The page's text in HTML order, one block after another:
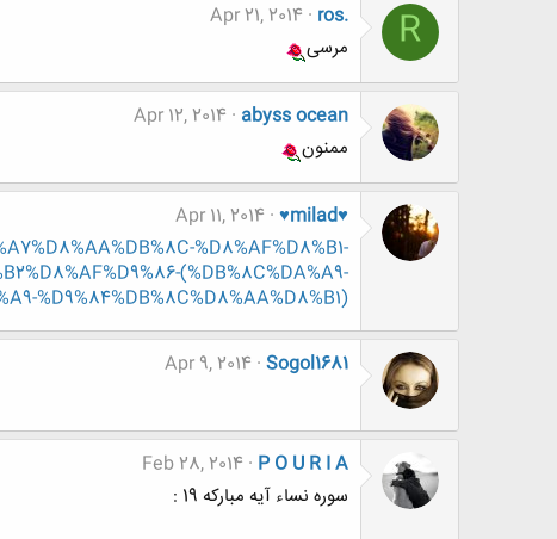
R
ros.
Apr 21, 2014
مرسی
abyss ocean
Apr 12, 2014
ممنون
♥milad♥
Apr 11, 2014
%D8%AF%D8%B1-
(%DB%8C%DA%A9-
%D9%84%DB%8C%D8%AA%D8%B1)
Sogol1681
Apr 9, 2014
P O U R I A
Feb 28, 2014
سوره نساء آیه مبارکه 19 :